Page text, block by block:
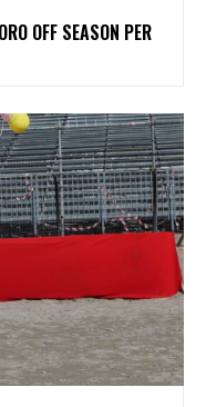
OFF SEASON PER